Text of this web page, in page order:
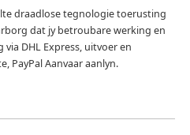
draadlose tegnologie toerusting
dat jy betroubare werking en
DHL Express, uitvoer en
PayPal Aanvaar aanlyn.